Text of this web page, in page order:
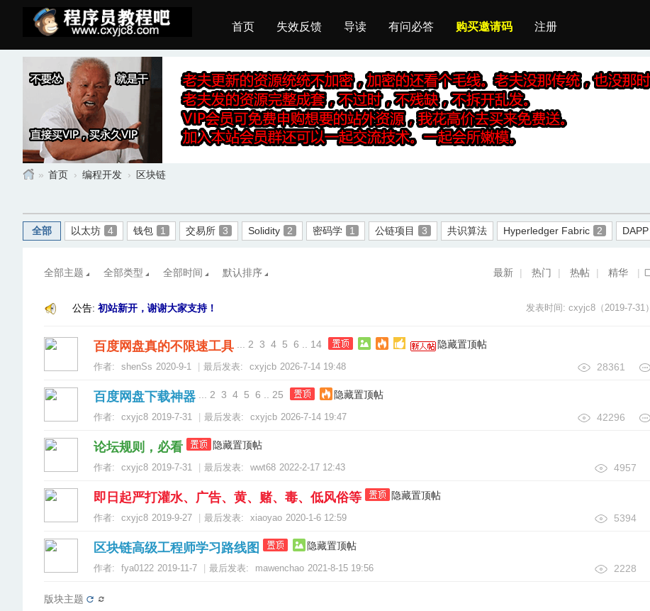
首页 失效反馈 导读 有问必答 购买邀请码 注册
序
员
» 首页 › 编程开发 ›
区块链
全部 以太坊 4 钱包 1 交易所 3 Solidity 2 密码学 1 公链项目 3 共识算法 Hyperledger Fabric 2 DAPP
全部主题 全部类型 全部时间 默认排序 最新 | 热门 | 热帖 | 精华 |
公告: 初站新开，谢谢大家支持！ 发表时间: cxyjc8 （2019-7-31）
百度网盘真的不限速工具 2 3 4 5 6 14 隐藏置顶帖
作者: shenSs 2020-9-1 最后发表: cxyjcb 2026-7-14 19:48 28361
百度网盘下载神器 2 3 4 5 6 25 隐藏置顶帖
作者: cxyjc8 2019-7-31 最后发表: cxyjcb 2026-7-14 19:47 42296
论坛规则，必看 隐藏置顶帖
作者: cxyjc8 2019-7-31 最后发表: wwt68 2022-2-17 12:43 4957
即日起严打灌水、广告、黄、赌、毒、低风俗等 隐藏置顶帖
作者: cxyjc8 2019-9-27 最后发表: xiaoyao 2020-1-6 12:59 5394
区块链高级工程师学习路线图 隐藏置顶帖
作者: fya0122 2019-11-7 最后发表: mawenchao 2021-8-15 19:56 2228
版块主题